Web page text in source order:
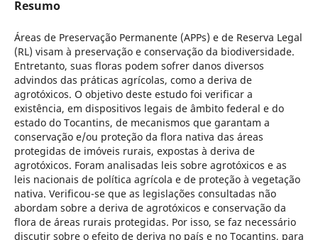
Resumo
Áreas de Preservação Permanente (APPs) e de Reserva Legal
(RL) visam à preservação e conservação da biodiversidade.
Entretanto, suas floras podem sofrer danos diversos
advindos das práticas agrícolas, como a deriva de
agrotóxicos. O objetivo deste estudo foi verificar a
existência, em dispositivos legais de âmbito federal e do
estado do Tocantins, de mecanismos que garantam a
conservação e/ou proteção da flora nativa das áreas
protegidas de imóveis rurais, expostas à deriva de
agrotóxicos. Foram analisadas leis sobre agrotóxicos e as
leis nacionais de política agrícola e de proteção à vegetação
nativa. Verificou-se que as legislações consultadas não
abordam sobre a deriva de agrotóxicos e conservação da
flora de áreas rurais protegidas. Por isso, se faz necessário
discutir sobre o efeito de deriva no país e no Tocantins, para